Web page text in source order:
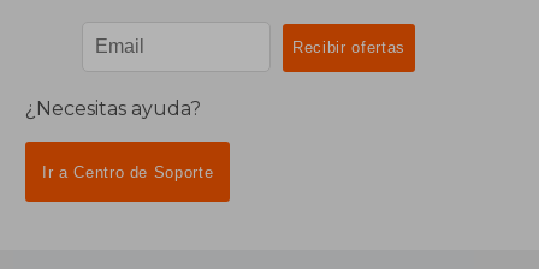
¿Necesitas ayuda?
Ir a Centro de Soporte